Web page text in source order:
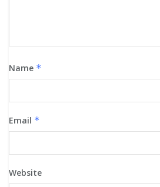
Name *
Email *
Website